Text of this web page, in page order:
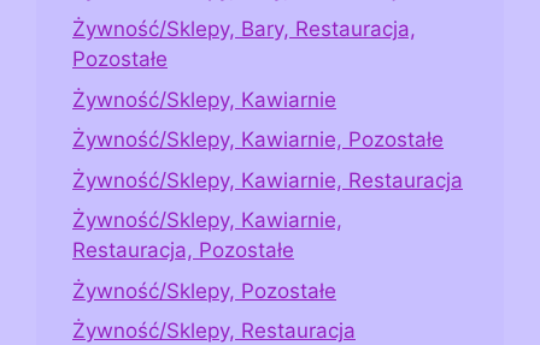
Żywność/Sklepy, Bary, Restauracja,
Pozostałe
Żywność/Sklepy, Kawiarnie
Żywność/Sklepy, Kawiarnie, Pozostałe
Żywność/Sklepy, Kawiarnie, Restauracja
Żywność/Sklepy, Kawiarnie,
Restauracja, Pozostałe
Żywność/Sklepy, Pozostałe
Żywność/Sklepy, Restauracja